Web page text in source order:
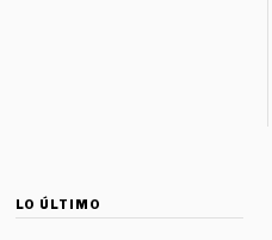
LO ÚLTIMO